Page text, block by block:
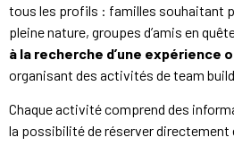
tous les profils : familles souhaitant
pleine nature, groupes d’amis en
à la recherche d’une expérience
organisant des activités de team
Chaque activité comprend des
la possibilité de réserver directement